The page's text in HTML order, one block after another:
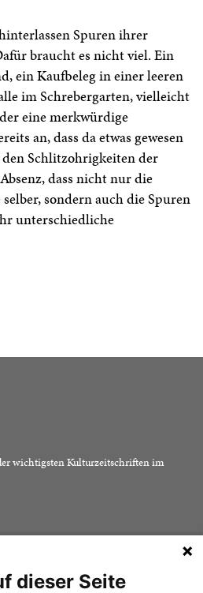
Spuren ihrer
braucht es nicht viel. Ein
ein Kaufbeleg in einer leeren
im Schrebergarten, vielleicht
eine merkwürdige
an, dass da etwas gewesen
den Schlitzohrigkeiten der
dass nicht nur die
sondern auch die Spuren
unterschiedliche
wichtigsten Kulturzeitschriften im
im Überblick Impressum
dieser Seite